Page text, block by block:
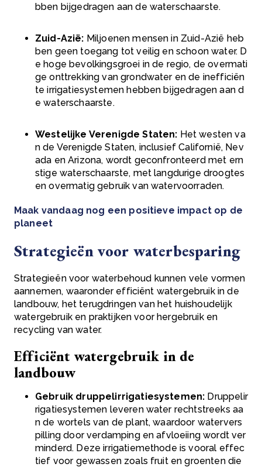
bben bijgedragen aan de waterschaarste.
Zuid-Azië: Miljoenen mensen in Zuid-Azië heb
ben geen toegang tot veilig en schoon water. D
e hoge bevolkingsgroei in de regio, de overmati
ge onttrekking van grondwater en de inefficiën
te irrigatiesystemen hebben bijgedragen aan d
e waterschaarste.
Westelijke Verenigde Staten: Het westen va
n de Verenigde Staten, inclusief Californië, Nev
ada en Arizona, wordt geconfronteerd met ern
stige waterschaarste, met langdurige droogtes
en overmatig gebruik van watervoorraden.
Maak vandaag nog een positieve impact op de
planeet
Strategieën voor waterbesparing
Strategieën voor waterbehoud kunnen vele vormen
aannemen, waaronder efficiënt watergebruik in de
landbouw, het terugdringen van het huishoudelijk
watergebruik en praktijken voor hergebruik en
recycling van water.
Efficiënt watergebruik in de
landbouw
Gebruik druppelirrigatiesystemen: Druppelir
rigatiesystemen leveren water rechtstreeks aa
n de wortels van de plant, waardoor watervers
pilling door verdamping en afvloeiing wordt ver
minderd. Deze irrigatiemethode is vooral effec
tief voor gewassen zoals fruit en groenten die